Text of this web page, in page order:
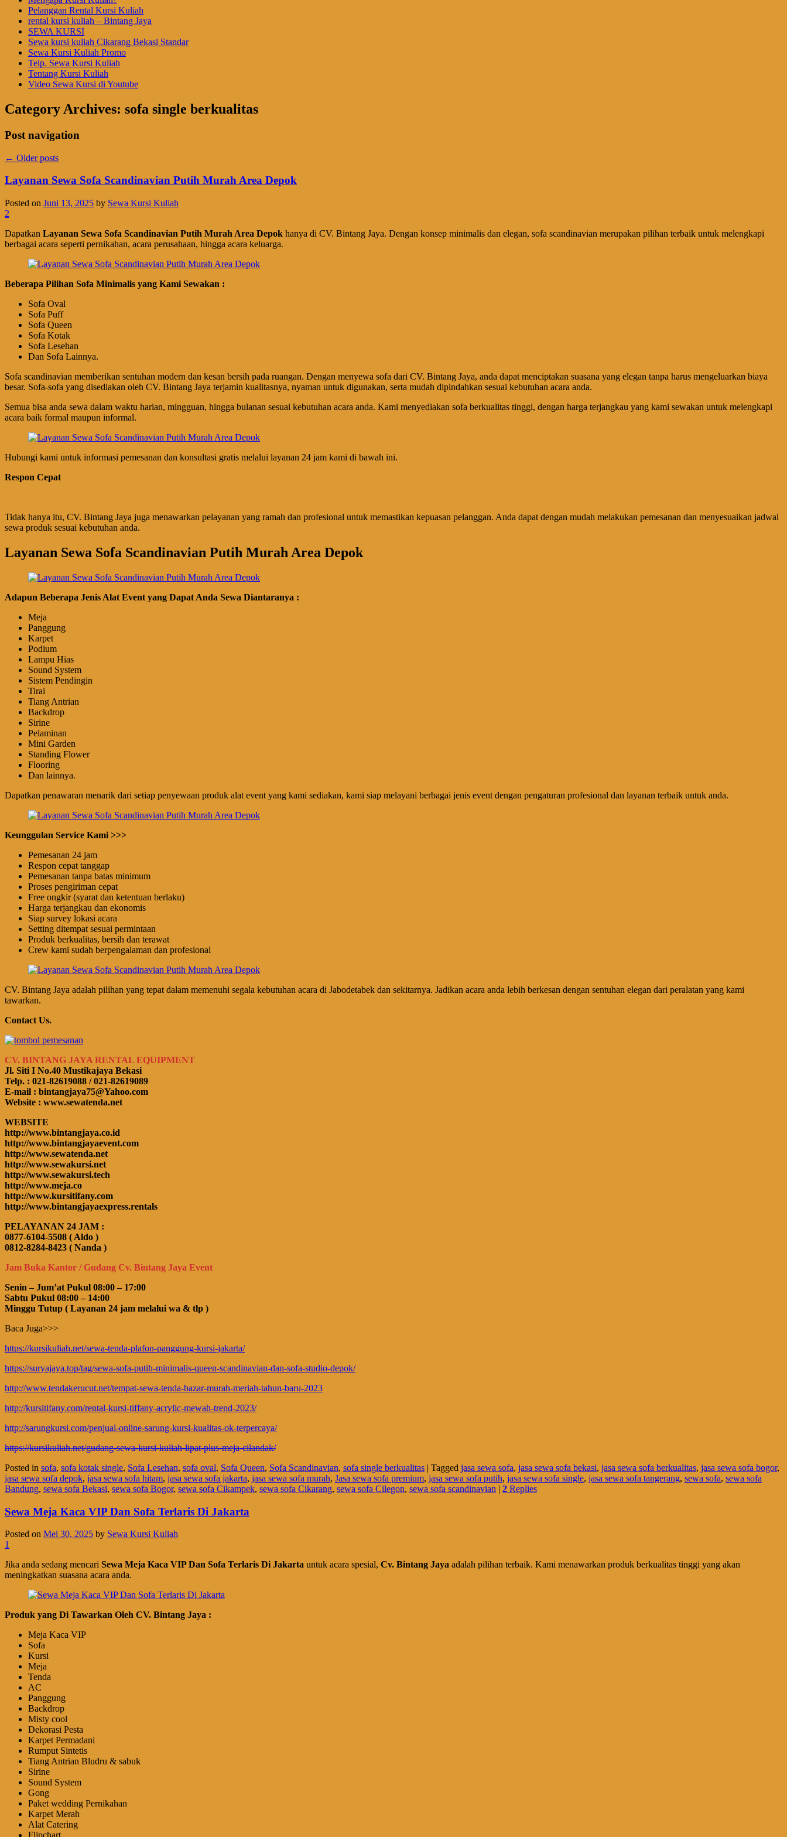
Pelanggan Rental Kursi Kuliah
rental kursi kuliah – Bintang Jaya
SEWA KURSI
Sewa kursi kuliah Cikarang Bekasi Standar
Sewa Kursi Kuliah Promo
Telp. Sewa Kursi Kuliah
Tentang Kursi Kuliah
Video Sewa Kursi di Youtube
Category Archives: sofa single berkualitas
Post navigation
← Older posts
Layanan Sewa Sofa Scandinavian Putih Murah Area Depok
Posted on Juni 13, 2025 by Sewa Kursi Kuliah
2
Dapatkan Layanan Sewa Sofa Scandinavian Putih Murah Area Depok hanya di CV. Bintang Jaya. Dengan konsep minimalis dan elegan, sofa scandinavian merupakan pilihan terbaik untuk melengkapi
berbagai acara seperti pernikahan, acara perusahaan, hingga acara keluarga.
Beberapa Pilihan Sofa Minimalis yang Kami Sewakan :
Sofa Oval
Sofa Puff
Sofa Queen
Sofa Kotak
Sofa Lesehan
Dan Sofa Lainnya.
Sofa scandinavian memberikan sentuhan modern dan kesan bersih pada ruangan. Dengan menyewa sofa dari CV. Bintang Jaya, anda dapat menciptakan suasana yang elegan tanpa harus mengeluarkan biaya
besar. Sofa-sofa yang disediakan oleh CV. Bintang Jaya terjamin kualitasnya, nyaman untuk digunakan, serta mudah dipindahkan sesuai kebutuhan acara anda.
Semua bisa anda sewa dalam waktu harian, mingguan, hingga bulanan sesuai kebutuhan acara anda. Kami menyediakan sofa berkualitas tinggi, dengan harga terjangkau yang kami sewakan untuk melengkapi
acara baik formal maupun informal.
Hubungi kami untuk informasi pemesanan dan konsultasi gratis melalui layanan 24 jam kami di bawah ini.
Respon Cepat
Tidak hanya itu, CV. Bintang Jaya juga menawarkan pelayanan yang ramah dan profesional untuk memastikan kepuasan pelanggan. Anda dapat dengan mudah melakukan pemesanan dan menyesuaikan jadwal
sewa produk sesuai kebutuhan anda.
Layanan Sewa Sofa Scandinavian Putih Murah Area Depok
Adapun Beberapa Jenis Alat Event yang Dapat Anda Sewa Diantaranya :
Meja
Panggung
Karpet
Podium
Lampu Hias
Sound System
Sistem Pendingin
Tirai
Tiang Antrian
Backdrop
Sirine
Pelaminan
Mini Garden
Standing Flower
Flooring
Dan lainnya.
Dapatkan penawaran menarik dari setiap penyewaan produk alat event yang kami sediakan, kami siap melayani berbagai jenis event dengan pengaturan profesional dan layanan terbaik untuk anda.
Keunggulan Service Kami >>>
Pemesanan 24 jam
Respon cepat tanggap
Pemesanan tanpa batas minimum
Proses pengiriman cepat
Free ongkir (syarat dan ketentuan berlaku)
Harga terjangkau dan ekonomis
Siap survey lokasi acara
Setting ditempat sesuai permintaan
Produk berkualitas, bersih dan terawat
Crew kami sudah berpengalaman dan profesional
CV. Bintang Jaya adalah pilihan yang tepat dalam memenuhi segala kebutuhan acara di Jabodetabek dan sekitarnya. Jadikan acara anda lebih berkesan dengan sentuhan elegan dari peralatan yang kami
tawarkan.
Contact Us.
CV. BINTANG JAYA RENTAL EQUIPMENT
Jl. Siti I No.40 Mustikajaya Bekasi
Telp. : 021-82619088 / 021-82619089
E-mail : bintangjaya75@Yahoo.com
Website : www.sewatenda.net
WEBSITE
http://www.bintangjaya.co.id
http://www.bintangjayaevent.com
http://www.sewatenda.net
http://www.sewakursi.net
http://www.sewakursi.tech
http://www.meja.co
http://www.kursitifany.com
http://www.bintangjayaexpress.rentals
PELAYANAN 24 JAM :
0877-6104-5508 ( Aldo )
0812-8284-8423 ( Nanda )
Jam Buka Kantor / Gudang Cv. Bintang Jaya Event
Senin – Jum’at Pukul 08:00 – 17:00
Sabtu Pukul 08:00 – 14:00
Minggu Tutup ( Layanan 24 jam melalui wa & tlp )
Baca Juga>>>
https://kursikuliah.net/sewa-tenda-plafon-panggung-kursi-jakarta/
https://suryajaya.top/tag/sewa-sofa-putih-minimalis-queen-scandinavian-dan-sofa-studio-depok/
http://www.tendakerucut.net/tempat-sewa-tenda-bazar-murah-meriah-tahun-baru-2023
http://kursitifany.com/rental-kursi-tiffany-acrylic-mewah-trend-2023/
http://sarungkursi.com/penjual-online-sarung-kursi-kualitas-ok-terpercaya/
https://kursikuliah.net/gudang-sewa-kursi-kuliah-lipat-plus-meja-cilandak/
Posted in sofa, sofa kotak single, Sofa Lesehan, sofa oval, Sofa Queen, Sofa Scandinavian, sofa single berkualitas | Tagged jasa sewa sofa, jasa sewa sofa bekasi, jasa sewa sofa berkualitas, jasa sewa sofa bogor,
jasa sewa sofa depok, jasa sewa sofa hitam, jasa sewa sofa jakarta, jasa sewa sofa murah, Jasa sewa sofa premium, jasa sewa sofa putih, jasa sewa sofa single, jasa sewa sofa tangerang, sewa sofa, sewa sofa
Bandung, sewa sofa Bekasi, sewa sofa Bogor, sewa sofa Cikampek, sewa sofa Cikarang, sewa sofa Cilegon, sewa sofa scandinavian | 2 Replies
Sewa Meja Kaca VIP Dan Sofa Terlaris Di Jakarta
Posted on Mei 30, 2025 by Sewa Kursi Kuliah
1
Jika anda sedang mencari Sewa Meja Kaca VIP Dan Sofa Terlaris Di Jakarta untuk acara spesial, Cv. Bintang Jaya adalah pilihan terbaik. Kami menawarkan produk berkualitas tinggi yang akan
meningkatkan suasana acara anda.
Produk yang Di Tawarkan Oleh CV. Bintang Jaya :
Meja Kaca VIP
Sofa
Kursi
Meja
Tenda
AC
Panggung
Backdrop
Misty cool
Dekorasi Pesta
Karpet Permadani
Rumput Sintetis
Tiang Antrian Bludru & sabuk
Sirine
Sound System
Gong
Paket wedding Pernikahan
Karpet Merah
Alat Catering